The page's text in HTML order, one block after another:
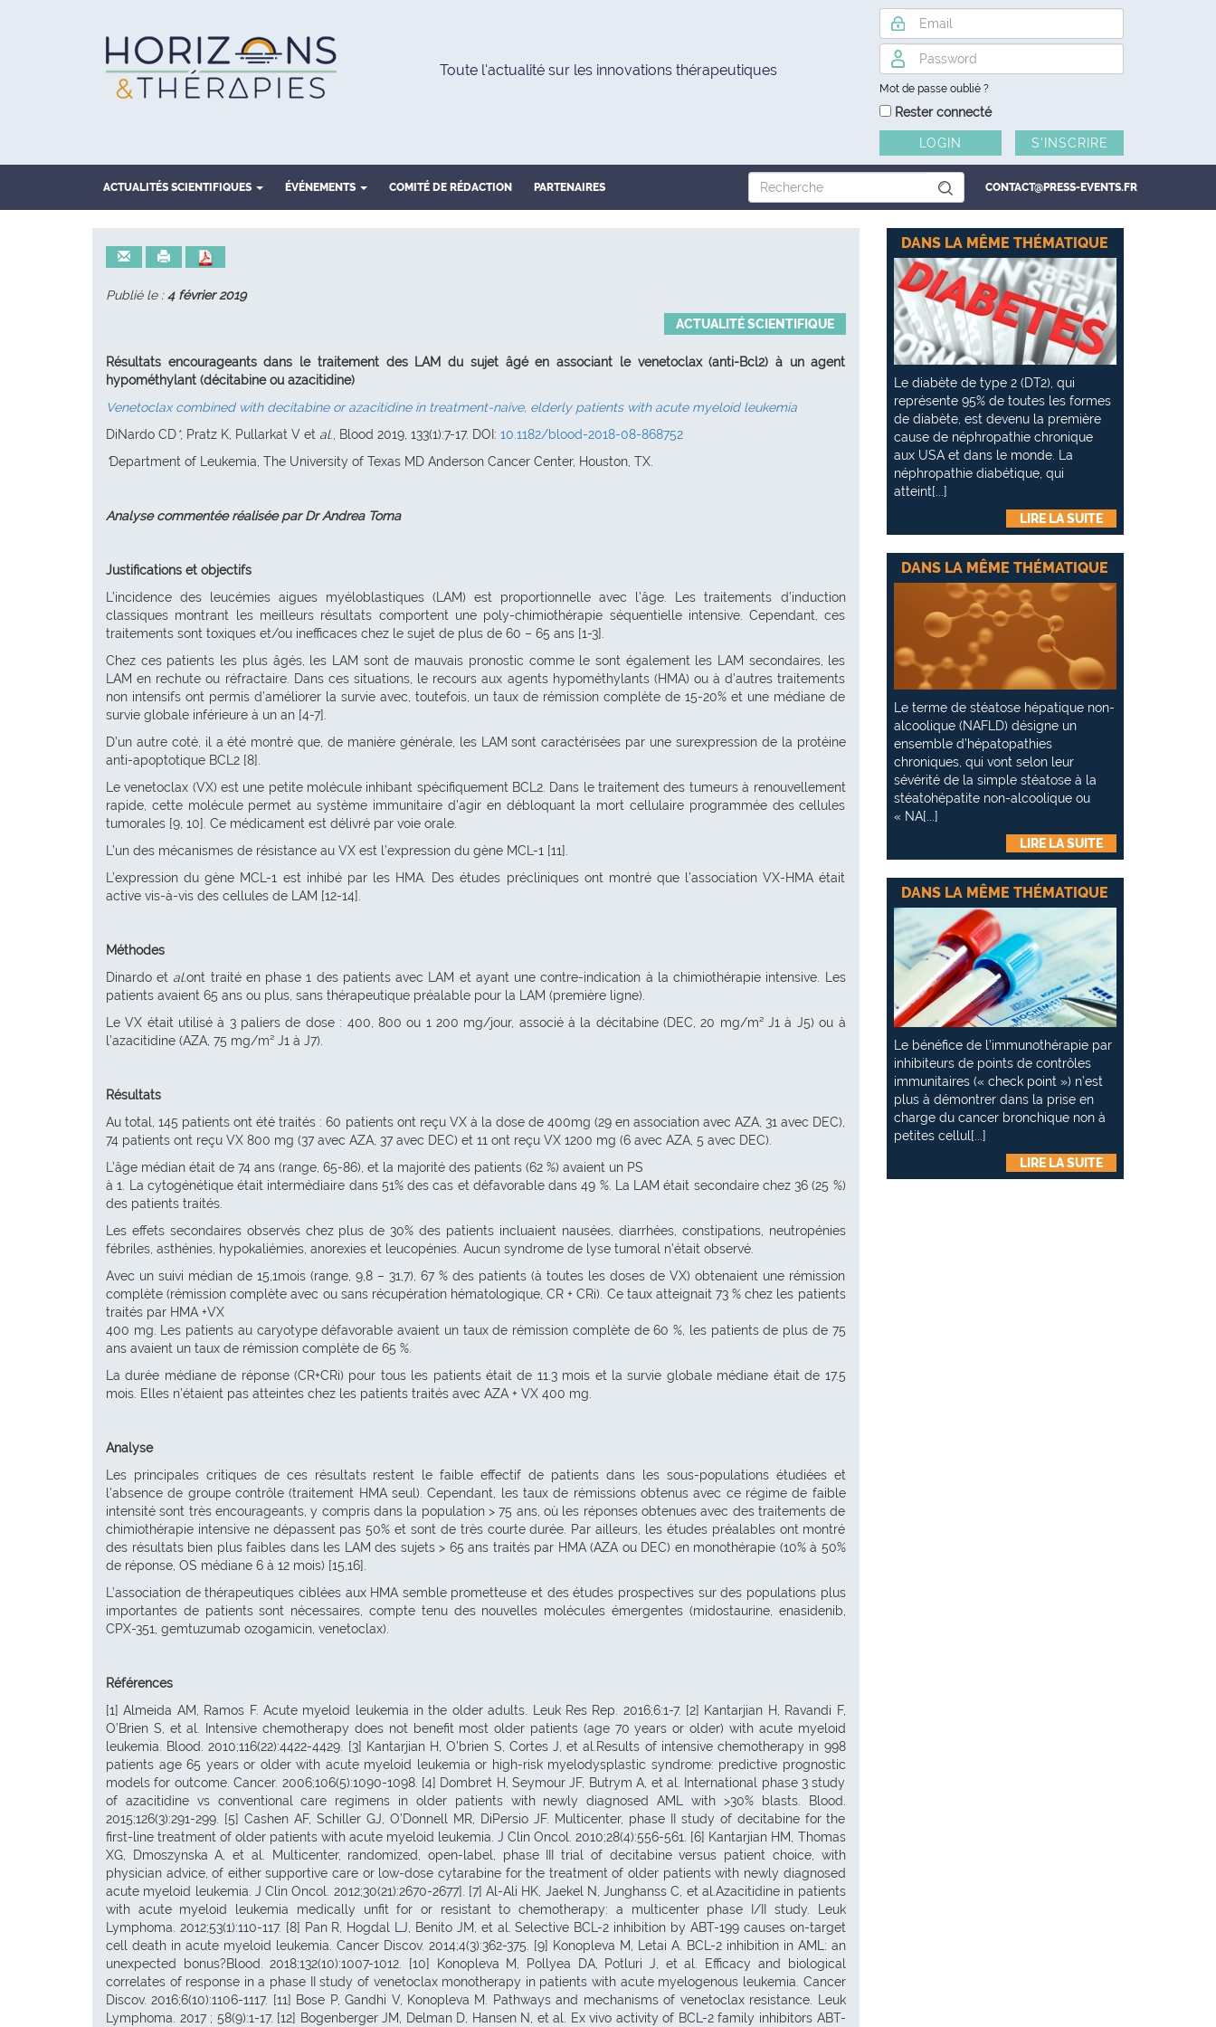
Toute l'actualité sur les innovations thérapeutiques
Mot de passe oublié ?
Rester connecté
S'INSCRIRE
ACTUALITÉS SCIENTIFIQUES ÉVÉNEMENTS COMITÉ DE RÉDACTION PARTENAIRES CONTACT@PRESS-EVENTS.FR
Publié le :4 février 2019
ACTUALITÉ SCIENTIFIQUE
Résultats encourageants dans le traitement des LAM du sujet âgé en associant le venetoclax (anti-Bcl2) à un agent
hypométhylant (décitabine ou azacitidine)
Venetoclax combined with decitabine or azacitidine in treatment-naive, elderly patients with acute myeloid leukemia
DiNardo CD*, Pratz K, Pullarkat V et al., Blood 2019, 133(1):7-17. DOI: 10.1182/blood-2018-08-868752
*Department of Leukemia, The University of Texas MD Anderson Cancer Center, Houston, TX.
Analyse commentée réalisée par Dr Andrea Toma
Justifications et objectifs
L’incidence des leucémies aigues myéloblastiques (LAM) est proportionnelle avec l’âge. Les traitements d’induction
classiques montrant les meilleurs résultats comportent une poly-chimiothérapie séquentielle intensive. Cependant, ces
traitements sont toxiques et/ou inefficaces chez le sujet de plus de 60 – 65 ans [1-3].
Chez ces patients les plus âgés, les LAM sont de mauvais pronostic comme le sont également les LAM secondaires, les
LAM en rechute ou réfractaire. Dans ces situations, le recours aux agents hypométhylants (HMA) ou à d’autres traitements
non intensifs ont permis d’améliorer la survie avec, toutefois, un taux de rémission complète de 15-20% et une médiane de
survie globale inférieure à un an [4-7].
D’un autre coté, il a été montré que, de manière générale, les LAM sont caractérisées par une surexpression de la protéine
anti-apoptotique BCL2 [8].
Le venetoclax (VX) est une petite molécule inhibant spécifiquement BCL2. Dans le traitement des tumeurs à renouvellement
rapide, cette molécule permet au système immunitaire d’agir en débloquant la mort cellulaire programmée des cellules
tumorales [9, 10]. Ce médicament est délivré par voie orale.
L’un des mécanismes de résistance au VX est l’expression du gène MCL-1 [11].
L’expression du gène MCL-1 est inhibé par les HMA. Des études précliniques ont montré que l’association VX-HMA était
active vis-à-vis des cellules de LAM [12-14].
Méthodes
Dinardo et al.ont traité en phase 1 des patients avec LAM et ayant une contre-indication à la chimiothérapie intensive. Les
patients avaient 65 ans ou plus, sans thérapeutique préalable pour la LAM (première ligne).
Le VX était utilisé à 3 paliers de dose : 400, 800 ou 1 200 mg/jour, associé à la décitabine (DEC, 20 mg/m² J1 à J5) ou à
l’azacitidine (AZA, 75 mg/m² J1 à J7).
Résultats
Au total, 145 patients ont été traités : 60 patients ont reçu VX à la dose de 400mg (29 en association avec AZA, 31 avec DEC),
74 patients ont reçu VX 800 mg (37 avec AZA, 37 avec DEC) et 11 ont reçu VX 1200 mg (6 avec AZA, 5 avec DEC).
L’âge médian était de 74 ans (range, 65-86), et la majorité des patients (62 %) avaient un PS
à 1. La cytogénétique était intermédiaire dans 51% des cas et défavorable dans 49 %. La LAM était secondaire chez 36 (25 %)
des patients traités.
Les effets secondaires observés chez plus de 30% des patients incluaient nausées, diarrhées, constipations, neutropénies
fébriles, asthénies, hypokaliémies, anorexies et leucopénies. Aucun syndrome de lyse tumoral n’était observé.
Avec un suivi médian de 15,1mois (range, 9,8 – 31,7), 67 % des patients (à toutes les doses de VX) obtenaient une rémission
complète (rémission complète avec ou sans récupération hématologique, CR + CRi). Ce taux atteignait 73 % chez les patients
traités par HMA +VX
400 mg. Les patients au caryotype défavorable avaient un taux de rémission complète de 60 %, les patients de plus de 75
ans avaient un taux de rémission complète de 65 %.
La durée médiane de réponse (CR+CRi) pour tous les patients était de 11.3 mois et la survie globale médiane était de 17.5
mois. Elles n’étaient pas atteintes chez les patients traités avec AZA + VX 400 mg.
Analyse
Les principales critiques de ces résultats restent le faible effectif de patients dans les sous-populations étudiées et
l’absence de groupe contrôle (traitement HMA seul). Cependant, les taux de rémissions obtenus avec ce régime de faible
intensité sont très encourageants, y compris dans la population > 75 ans, où les réponses obtenues avec des traitements de
chimiothérapie intensive ne dépassent pas 50% et sont de très courte durée. Par ailleurs, les études préalables ont montré
des résultats bien plus faibles dans les LAM des sujets > 65 ans traités par HMA (AZA ou DEC) en monothérapie (10% à 50%
de réponse, OS médiane 6 à 12 mois) [15,16].
L’association de thérapeutiques ciblées aux HMA semble prometteuse et des études prospectives sur des populations plus
importantes de patients sont nécessaires, compte tenu des nouvelles molécules émergentes (midostaurine, enasidenib,
CPX-351, gemtuzumab ozogamicin, venetoclax).
Références
[1] Almeida AM, Ramos F. Acute myeloid leukemia in the older adults. Leuk Res Rep. 2016;6:1-7. [2] Kantarjian H, Ravandi F,
O’Brien S, et al. Intensive chemotherapy does not benefit most older patients (age 70 years or older) with acute myeloid
leukemia. Blood. 2010;116(22):4422-4429. [3] Kantarjian H, O’brien S, Cortes J, et al.Results of intensive chemotherapy in 998
patients age 65 years or older with acute myeloid leukemia or high-risk myelodysplastic syndrome: predictive prognostic
models for outcome. Cancer. 2006;106(5):1090-1098. [4] Dombret H, Seymour JF, Butrym A, et al. International phase 3 study
of azacitidine vs conventional care regimens in older patients with newly diagnosed AML with >30% blasts. Blood.
2015;126(3):291-299. [5] Cashen AF, Schiller GJ, O’Donnell MR, DiPersio JF. Multicenter, phase II study of decitabine for the
first-line treatment of older patients with acute myeloid leukemia. J Clin Oncol. 2010;28(4):556-561. [6] Kantarjian HM, Thomas
XG, Dmoszynska A, et al. Multicenter, randomized, open-label, phase III trial of decitabine versus patient choice, with
physician advice, of either supportive care or low-dose cytarabine for the treatment of older patients with newly diagnosed
acute myeloid leukemia. J Clin Oncol. 2012;30(21):2670-2677]. [7] Al-Ali HK, Jaekel N, Junghanss C, et al.Azacitidine in patients
with acute myeloid leukemia medically unfit for or resistant to chemotherapy: a multicenter phase I/II study. Leuk
Lymphoma. 2012;53(1):110-117. [8] Pan R, Hogdal LJ, Benito JM, et al. Selective BCL-2 inhibition by ABT-199 causes on-target
cell death in acute myeloid leukemia. Cancer Discov. 2014;4(3):362-375. [9] Konopleva M, Letai A. BCL-2 inhibition in AML: an
unexpected bonus?Blood. 2018;132(10):1007-1012. [10] Konopleva M, Pollyea DA, Potluri J, et al. Efficacy and biological
correlates of response in a phase II study of venetoclax monotherapy in patients with acute myelogenous leukemia. Cancer
Discov. 2016;6(10):1106-1117. [11] Bose P, Gandhi V, Konopleva M. Pathways and mechanisms of venetoclax resistance. Leuk
Lymphoma. 2017 ; 58(9):1-17. [12] Bogenberger JM, Delman D, Hansen N, et al. Ex vivo activity of BCL-2 family inhibitors ABT-
DANS LA MÊME THÉMATIQUE
Le diabète de type 2 (DT2), qui
représente 95% de toutes les formes
de diabète, est devenu la première
cause de néphropathie chronique
aux USA et dans le monde. La
néphropathie diabétique, qui
atteint[...]
LIRE LA SUITE
DANS LA MÊME THÉMATIQUE
Le terme de stéatose hépatique non-
alcoolique (NAFLD) désigne un
ensemble d’hépatopathies
chroniques, qui vont selon leur
sévérité de la simple stéatose à la
stéatohépatite non-alcoolique ou
« NA[...]
LIRE LA SUITE
DANS LA MÊME THÉMATIQUE
Le bénéfice de l’immunothérapie par
inhibiteurs de points de contrôles
immunitaires (« check point ») n’est
plus à démontrer dans la prise en
charge du cancer bronchique non à
petites cellul[...]
LIRE LA SUITE